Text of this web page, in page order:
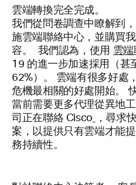
雲端轉換完全完成。
我們從問卷調查中瞭解到
施雲端聯絡中心，並購買
容。 我們認為，使用 雲
19 的進一步加速採用（甚
62%）。 雲端有很多好處
危機最相關的好處開始。
當前需要更多代理從異地
司正在聯絡 Cisco
，尋求
案，以提供只有雲端才能
務持續性。